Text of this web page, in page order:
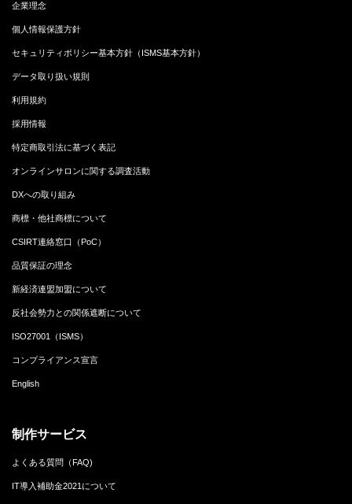
企業理念
個人情報保護方針
セキュリティポリシー基本方針（ISMS基本方針）
データ取り扱い規則
利用規約
採用情報
特定商取引法に基づく表記
オンラインサロンに関する調査活動
DXへの取り組み
商標・他社商標について
CSIRT連絡窓口（PoC）
品質保証の理念
新経済連盟加盟について
反社会勢力との関係遮断について
ISO27001（ISMS）
コンプライアンス宣言
English
制作サービス
よくある質問（FAQ)
IT導入補助金2021について